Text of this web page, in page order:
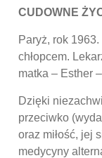
CUDOWNE
Paryż, rok
chłopcem.
matka – Esther
Dzięki
przeciwko
oraz miłość, jej
medycyny